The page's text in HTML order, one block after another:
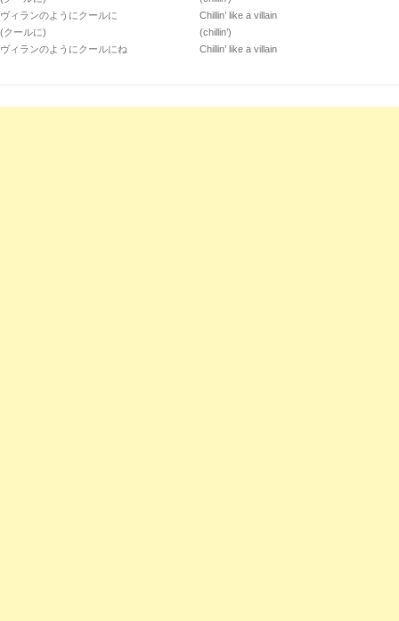
ヴィランのようにクールに
(クールに)
ヴィランのようにクールにね
Chillin’ like a villain
(chillin’)
Chillin’ like a villain